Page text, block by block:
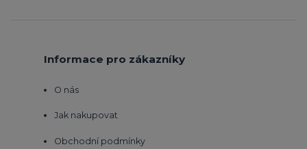
Informace pro zákazníky
O nás
Jak nakupovat
Obchodní podmínky